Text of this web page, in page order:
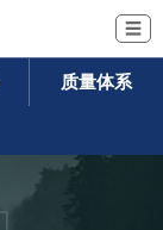
☰
质量体系